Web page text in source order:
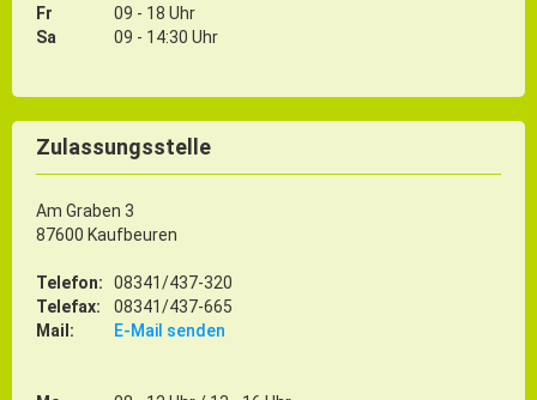
Fr
09 - 18 Uhr
Sa
09 - 14:30 Uhr
Zulassungsstelle
Am Graben 3
87600 Kaufbeuren
Telefon:
08341/437-320
Telefax:
08341/437-665
Mail:
E-Mail senden